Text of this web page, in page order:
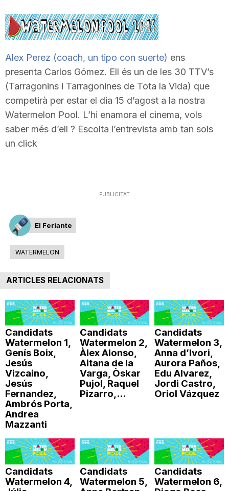
a
r
r
n
a
Alex Perez (coach, un tipo con suerte) ens
presenta Carlos Gómez. Ell és un de les 30 TTV’s
(Tarragonins i Tarragonines de Tota la Vida) que
competirà per estar el dia 15 d’agost a la nostra
Watermelon Pool. L’hi enamora el cinema, vols
saber més d’ell ? Escolta l’entrevista amb tan sols
un click
PUBLICITAT
El Feriante
WATERMELON
ARTICLES RELACIONATS
Candidats
Watermelon 1,
Genís Boix,
Jesús
Vizcaino,
Jesús
Fernandez,
Ambrós Porta,
Andrea
Mazzanti
Candidats
Watermelon 2,
Àlex Alonso,
Aitana de la
Varga, Òskar
Pujol, Raquel
Pizarro,...
Candidats
Watermelon 3,
Anna d’Ivori,
Aurora Paños,
Edu Alvarez,
Jordi Castro,
Oriol Vázquez
Candidats
Watermelon 4,
Candidats
Watermelon 5,
Candidats
Watermelon 6,